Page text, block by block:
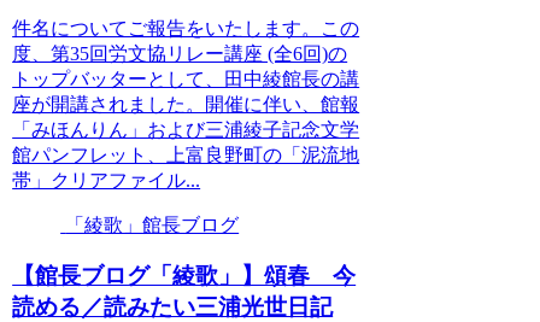
件名についてご報告をいたします。この
度、第35回労文協リレー講座 (全6回)の
トップバッターとして、田中綾館長の講
座が開講されました。開催に伴い、館報
「みほんりん」および三浦綾子記念文学
館パンフレット、上富良野町の「泥流地
帯」クリアファイル...
「綾歌」館長ブログ
【館長ブログ「綾歌」】頌春 今
読める／読みたい三浦光世日記